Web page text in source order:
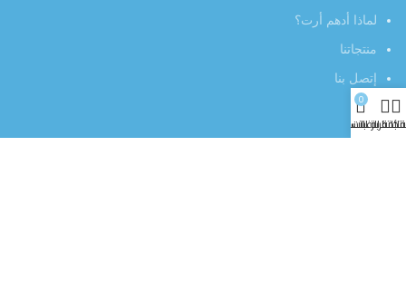
لماذا أدهم أرت؟
منتجاتنا
إتصل بنا
قائمة الرغبات
0
عربة التسوق